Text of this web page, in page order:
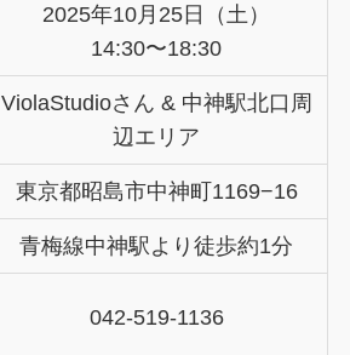
2025年10月25日（土）
14:30〜18:30
ViolaStudioさん & 中神駅北口周
辺エリア
東京都昭島市中神町1169−16
青梅線中神駅より徒歩約1分
042-519-1136